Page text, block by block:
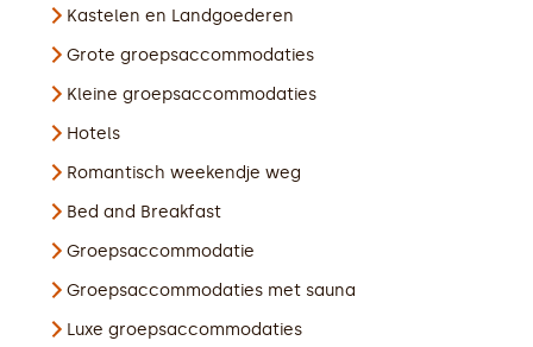
Kastelen en Landgoederen
Grote groepsaccommodaties
Kleine groepsaccommodaties
Hotels
Romantisch weekendje weg
Bed and Breakfast
Groepsaccommodatie
Groepsaccommodaties met sauna
Luxe groepsaccommodaties